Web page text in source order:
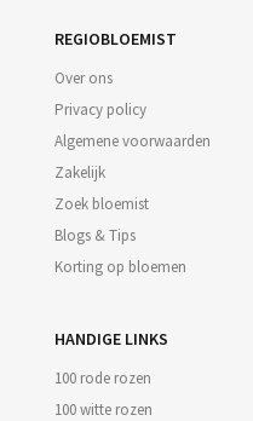
REGIOBLOEMIST
Over ons
Privacy policy
Algemene voorwaarden
Zakelijk
Zoek bloemist
Blogs & Tips
Korting op bloemen
HANDIGE LINKS
100 rode rozen
100 witte rozen